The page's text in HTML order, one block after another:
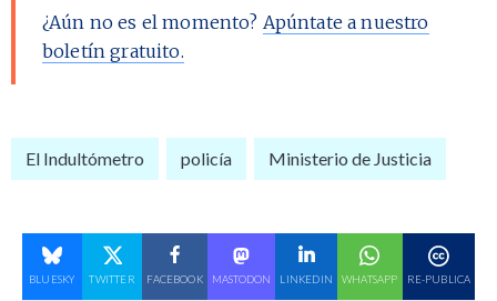
¿Aún no es el momento? Apúntate a nuestro
boletín gratuito.
El Indultómetro policía Ministerio de Justicia
BLUESKY TWITTER FACEBOOK MASTODON LINKEDIN WHATSAPP RE-PUBLICA